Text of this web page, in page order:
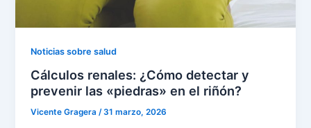
Noticias sobre salud
Cálculos renales: ¿Cómo detectar y
prevenir las «piedras» en el riñón?
Vicente Gragera/31 marzo, 2026